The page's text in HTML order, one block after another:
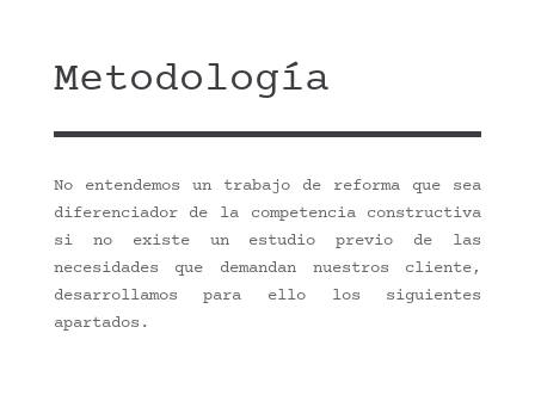
Metodología
No entendemos un trabajo de reforma que sea
diferenciador de la competencia constructiva
si no existe un estudio previo de las
necesidades que demandan nuestros cliente,
desarrollamos para ello los siguientes
apartados.